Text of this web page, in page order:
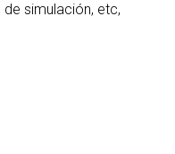
simulación, etc,